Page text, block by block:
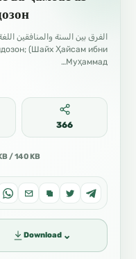
(Шайх Ҳайсам ибни
Муҳаммад…
366
/ 140 KB
Download ⌄